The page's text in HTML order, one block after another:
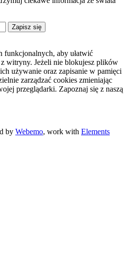
Zapisz się
funkcjonalnych, aby ułatwić
witryny. Jeżeli nie blokujesz plików
używanie oraz zapisanie w pamięci
zarządzać cookies zmieniając
przeglądarki. Zapoznaj się z naszą
by Webemo, work with Elements